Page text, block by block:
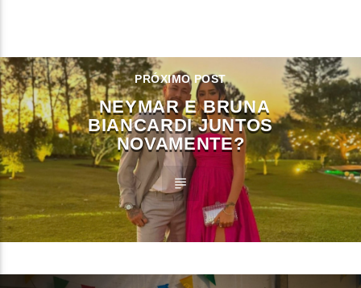
PRÓXIMO POST
NEYMAR E BRUNA
BIANCARDI JUNTOS
NOVAMENTE?